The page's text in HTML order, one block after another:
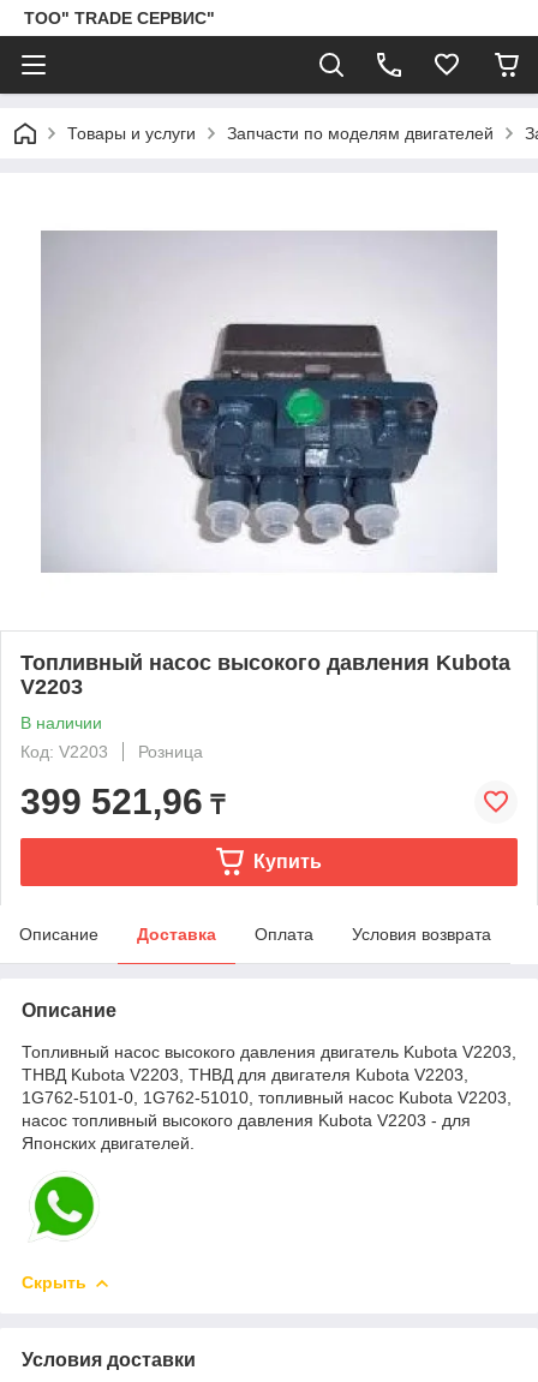
ТОО" TRADE СЕРВИС"
Товары и услуги Запчасти по моделям двигателей
Топливный насос высокого давления Kubota
V2203
В наличии
Код: V2203
Розница
399 521,96 ₸
Купить
Описание Доставка Оплата Условия возврата
Описание
Топливный насос высокого давления двигатель Kubota V2203,
ТНВД Kubota V2203, ТНВД для двигателя Kubota V2203,
1G762-5101-0, 1G762-51010, топливный насос Kubota V2203,
насос топливный высокого давления Kubota V2203 - для
Японских двигателей.
Скрыть
Условия доставки